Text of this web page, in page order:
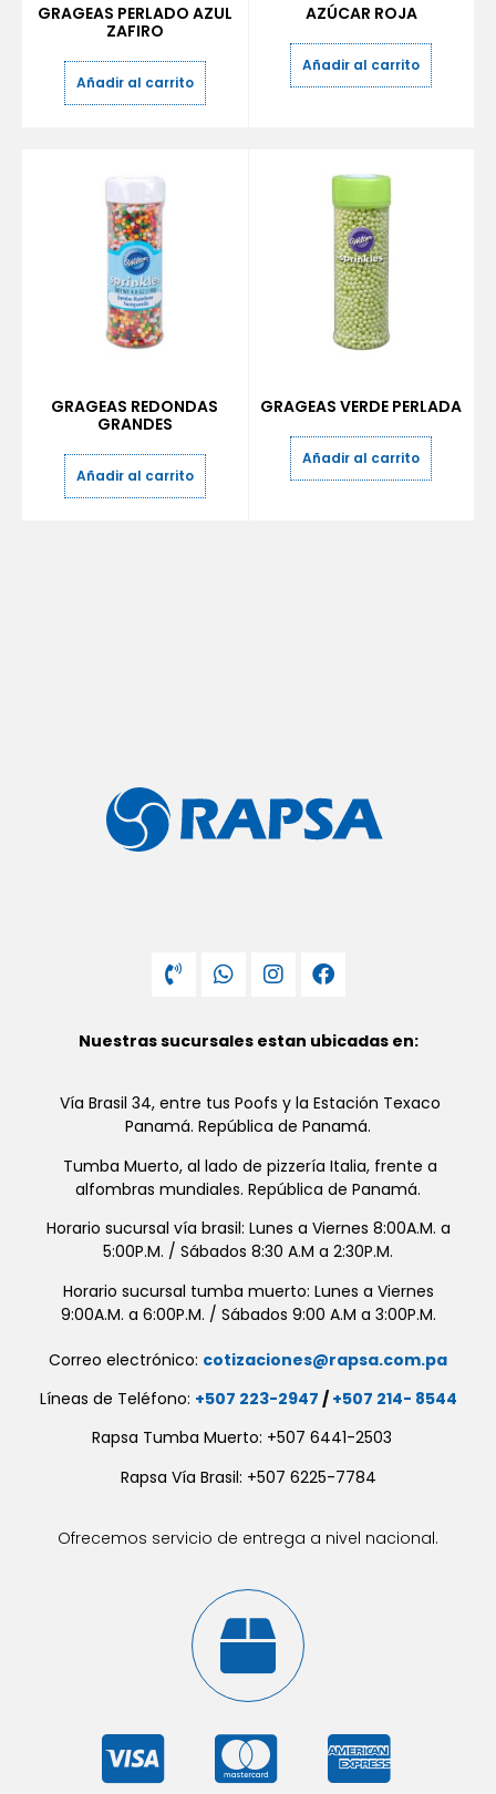
GRAGEAS PERLADO AZUL
ZAFIRO
Añadir al carrito
AZÚCAR ROJA
Añadir al carrito
GRAGEAS REDONDAS
GRANDES
Añadir al carrito
GRAGEAS VERDE PERLADA
Añadir al carrito
Nuestras sucursales estan ubicadas en:
Vía Brasil 34, entre tus Poofs y la Estación Texaco
Panamá. República de Panamá.
Tumba Muerto, al lado de pizzería Italia, frente a
alfombras mundiales. República de Panamá.
Horario sucursal vía brasil: Lunes a Viernes 8:00A.M. a
5:00P.M. / Sábados 8:30 A.M a 2:30P.M.
Horario sucursal tumba muerto: Lunes a Viernes
9:00A.M. a 6:00P.M. / Sábados 9:00 A.M a 3:00P.M.
Correo electrónico: cotizaciones@rapsa.com.pa
Líneas de Teléfono: +507 223-2947 / +507 214- 8544
Rapsa Tumba Muerto: +507 6441-2503
Rapsa Vía Brasil: +507 6225-7784
Ofrecemos servicio de entrega a nivel nacional.